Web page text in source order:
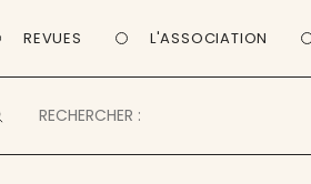
REVUES L'ASSOCIATION